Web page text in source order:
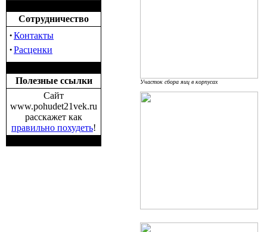
Сотрудничество
·Контакты
·Расценки
Полезные ссылки
Сайт
www.pohudet21vek.ru
расскажет как
правильно похудеть!
Участок сбора яиц в корпусах